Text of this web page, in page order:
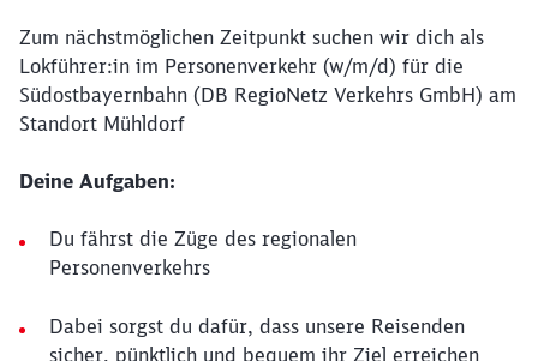
Zum nächstmöglichen Zeitpunkt suchen wir dich als
Lokführer:in im Personenverkehr (w/m/d) für die
Südostbayernbahn (DB RegioNetz Verkehrs GmbH) am
Standort Mühldorf
Deine Aufgaben:
Du fährst die Züge des regionalen
Personenverkehrs
Dabei sorgst du dafür, dass unsere Reisenden
sicher, pünktlich und bequem ihr Ziel erreichen